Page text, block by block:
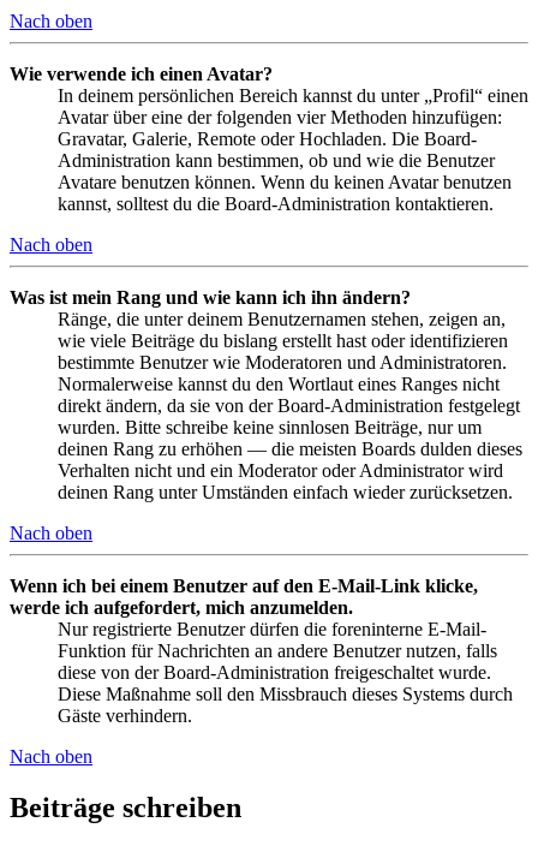
Nach oben
Wie verwende ich einen Avatar?
In deinem persönlichen Bereich kannst du unter „Profil“ einen
Avatar über eine der folgenden vier Methoden hinzufügen:
Gravatar, Galerie, Remote oder Hochladen. Die Board-
Administration kann bestimmen, ob und wie die Benutzer
Avatare benutzen können. Wenn du keinen Avatar benutzen
kannst, solltest du die Board-Administration kontaktieren.
Nach oben
Was ist mein Rang und wie kann ich ihn ändern?
Ränge, die unter deinem Benutzernamen stehen, zeigen an,
wie viele Beiträge du bislang erstellt hast oder identifizieren
bestimmte Benutzer wie Moderatoren und Administratoren.
Normalerweise kannst du den Wortlaut eines Ranges nicht
direkt ändern, da sie von der Board-Administration festgelegt
wurden. Bitte schreibe keine sinnlosen Beiträge, nur um
deinen Rang zu erhöhen — die meisten Boards dulden dieses
Verhalten nicht und ein Moderator oder Administrator wird
deinen Rang unter Umständen einfach wieder zurücksetzen.
Nach oben
Wenn ich bei einem Benutzer auf den E-Mail-Link klicke,
werde ich aufgefordert, mich anzumelden.
Nur registrierte Benutzer dürfen die foreninterne E-Mail-
Funktion für Nachrichten an andere Benutzer nutzen, falls
diese von der Board-Administration freigeschaltet wurde.
Diese Maßnahme soll den Missbrauch dieses Systems durch
Gäste verhindern.
Nach oben
Beiträge schreiben